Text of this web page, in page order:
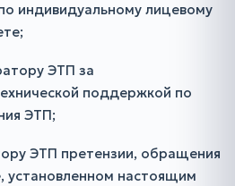
индивидуальному лицевому
ЭТП за
поддержкой по
ЭТП;
ЭТП претензии, обращения
установленном настоящим